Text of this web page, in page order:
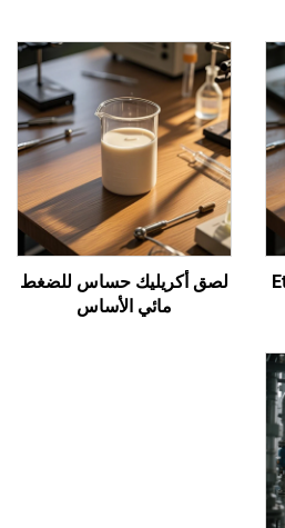
لصق أكريليك حساس للضغط
مائي الأساس